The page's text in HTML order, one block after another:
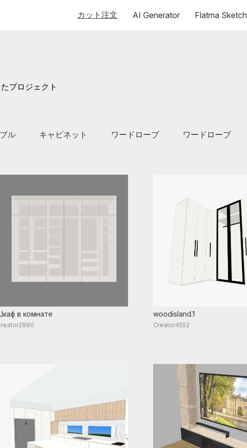
カット注文 AI Generator Flatma Sketch
プロジェクト
ル キャビネット ワードローブ ワードローブ
в комнате woodisland.1
Creator4552